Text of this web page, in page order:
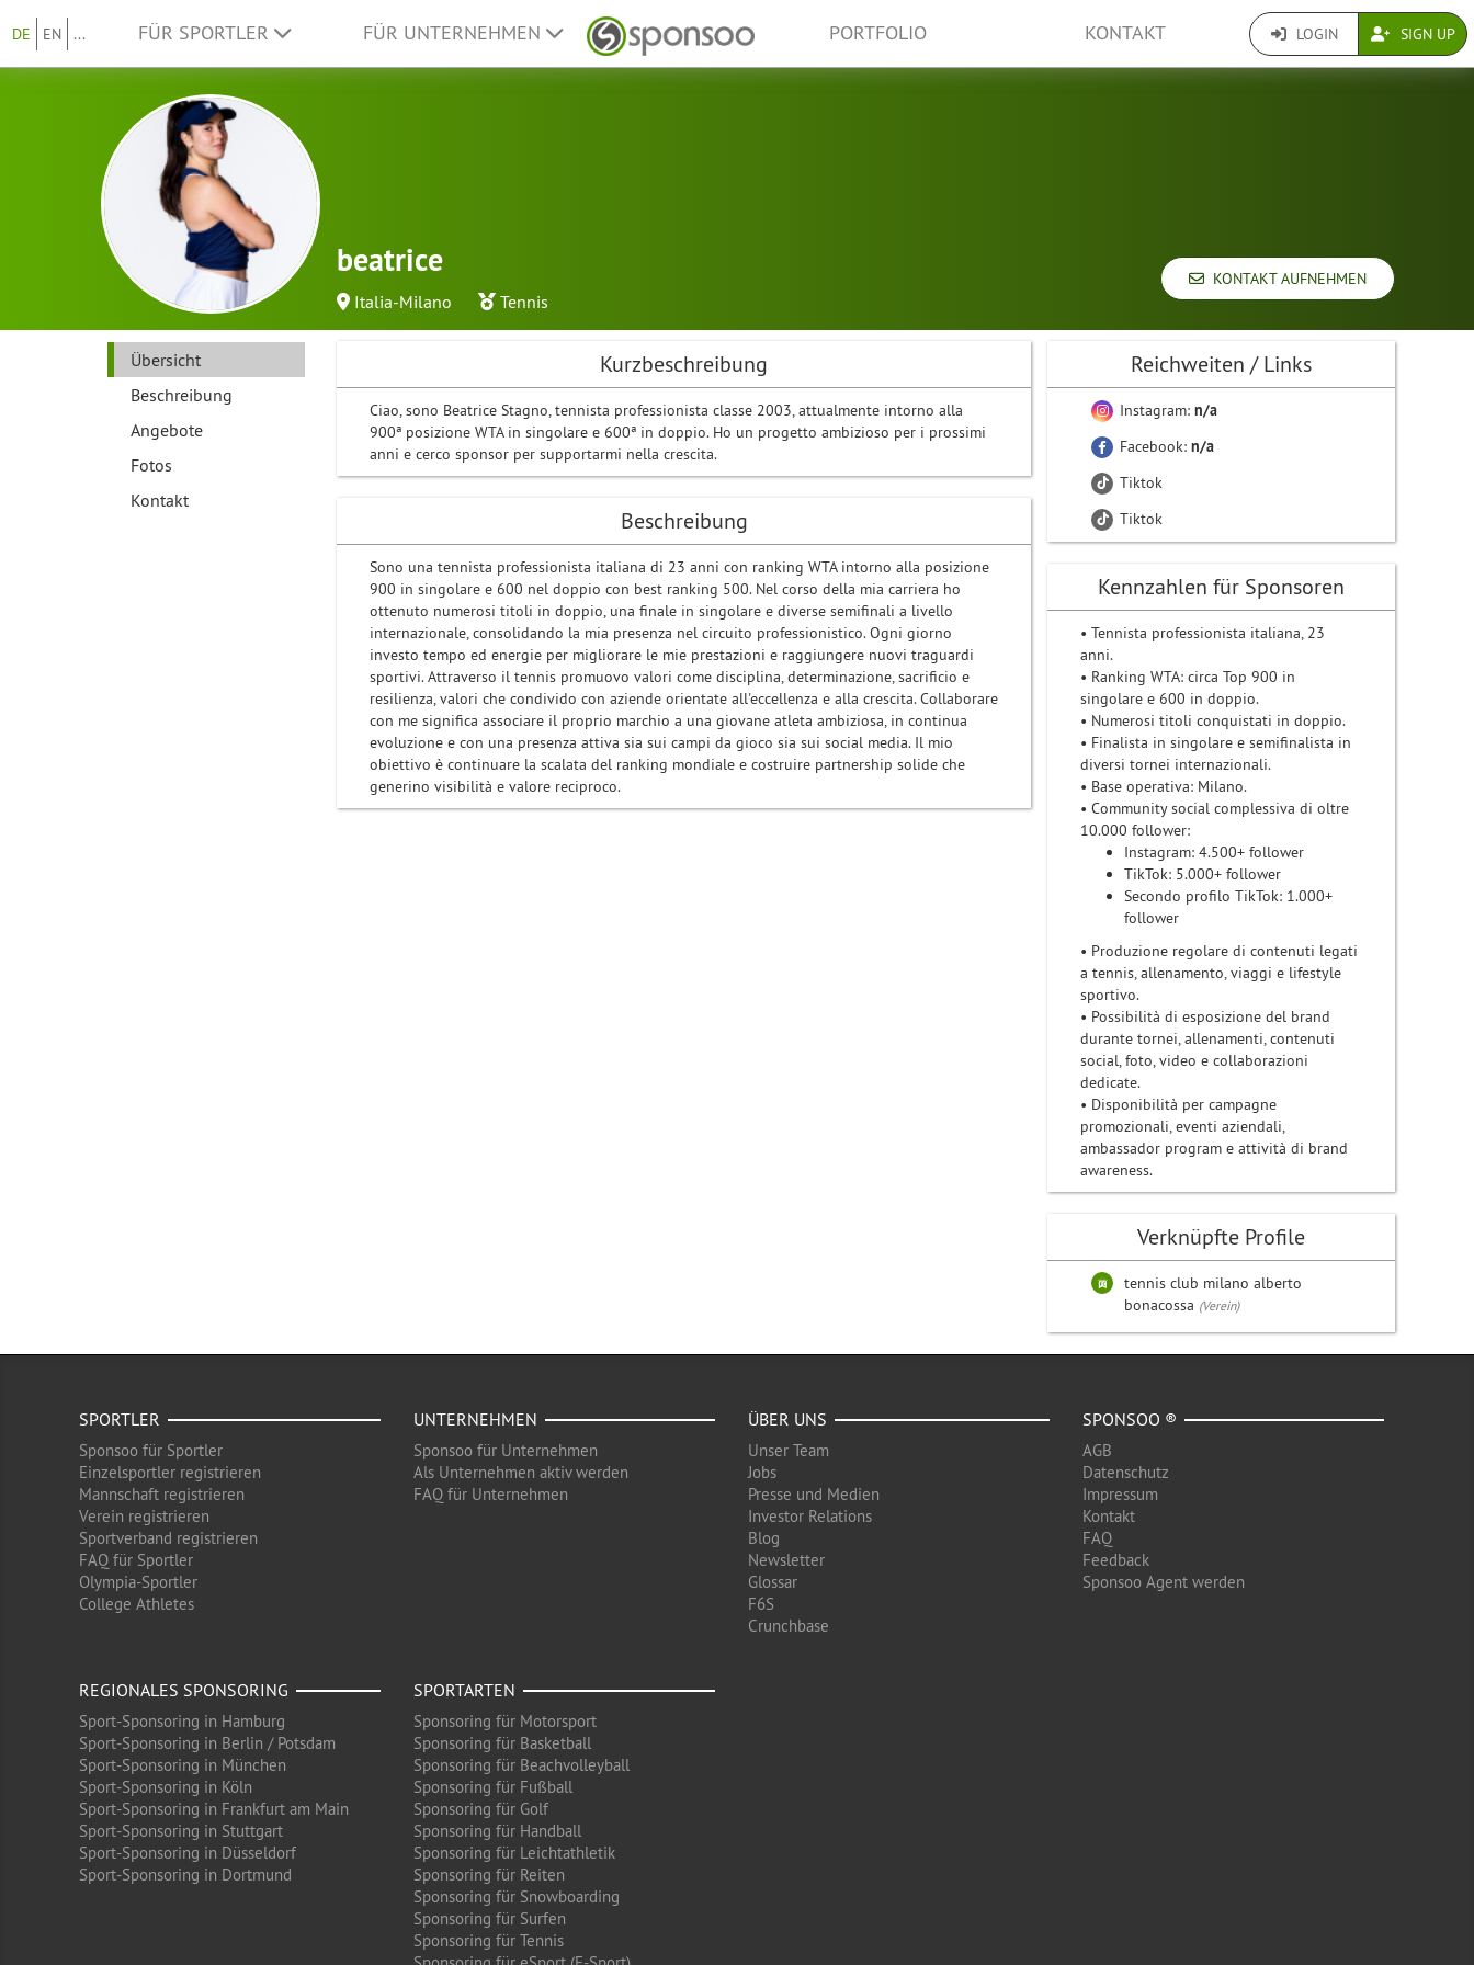
DE EN ... FÜR SPORTLER FÜR UNTERNEHMEN PORTFOLIO KONTAKT LOGIN SIGN UP
beatrice
Italia-Milano Tennis
KONTAKT AUFNEHMEN
Übersicht
Beschreibung
Angebote
Fotos
Kontakt
Kurzbeschreibung
Ciao, sono Beatrice Stagno, tennista professionista classe 2003, attualmente intorno alla
900ª posizione WTA in singolare e 600ª in doppio. Ho un progetto ambizioso per i prossimi
anni e cerco sponsor per supportarmi nella crescita.
Beschreibung
Sono una tennista professionista italiana di 23 anni con ranking WTA intorno alla posizione
900 in singolare e 600 nel doppio con best ranking 500. Nel corso della mia carriera ho
ottenuto numerosi titoli in doppio, una finale in singolare e diverse semifinali a livello
internazionale, consolidando la mia presenza nel circuito professionistico. Ogni giorno
investo tempo ed energie per migliorare le mie prestazioni e raggiungere nuovi traguardi
sportivi. Attraverso il tennis promuovo valori come disciplina, determinazione, sacrificio e
resilienza, valori che condivido con aziende orientate all'eccellenza e alla crescita. Collaborare
con me significa associare il proprio marchio a una giovane atleta ambiziosa, in continua
evoluzione e con una presenza attiva sia sui campi da gioco sia sui social media. Il mio
obiettivo è continuare la scalata del ranking mondiale e costruire partnership solide che
generino visibilità e valore reciproco.
Reichweiten / Links
Instagram:n/a
Facebook:n/a
Tiktok
Tiktok
Kennzahlen für Sponsoren
• Tennista professionista italiana, 23
anni.
• Ranking WTA: circa Top 900 in
singolare e 600 in doppio.
• Numerosi titoli conquistati in doppio.
• Finalista in singolare e semifinalista in
diversi tornei internazionali.
• Base operativa: Milano.
• Community social complessiva di oltre
10.000 follower:
Instagram: 4.500+ follower
TikTok: 5.000+ follower
Secondo profilo TikTok: 1.000+
follower
• Produzione regolare di contenuti legati
a tennis, allenamento, viaggi e lifestyle
sportivo.
• Possibilità di esposizione del brand
durante tornei, allenamenti, contenuti
social, foto, video e collaborazioni
dedicate.
• Disponibilità per campagne
promozionali, eventi aziendali,
ambassador program e attività di brand
awareness.
Verknüpfte Profile
tennis club milano alberto
bonacossa (Verein)
SPORTLER
Sponsoo für Sportler
Einzelsportler registrieren
Mannschaft registrieren
Verein registrieren
Sportverband registrieren
FAQ für Sportler
Olympia-Sportler
College Athletes
UNTERNEHMEN
Sponsoo für Unternehmen
Als Unternehmen aktiv werden
FAQ für Unternehmen
ÜBER UNS
Unser Team
Jobs
Presse und Medien
Investor Relations
Blog
Newsletter
Glossar
F6S
Crunchbase
SPONSOO ®
AGB
Datenschutz
Impressum
Kontakt
FAQ
Feedback
Sponsoo Agent werden
REGIONALES SPONSORING
Sport-Sponsoring in Hamburg
Sport-Sponsoring in Berlin / Potsdam
Sport-Sponsoring in München
Sport-Sponsoring in Köln
Sport-Sponsoring in Frankfurt am Main
Sport-Sponsoring in Stuttgart
Sport-Sponsoring in Düsseldorf
Sport-Sponsoring in Dortmund
SPORTARTEN
Sponsoring für Motorsport
Sponsoring für Basketball
Sponsoring für Beachvolleyball
Sponsoring für Fußball
Sponsoring für Golf
Sponsoring für Handball
Sponsoring für Leichtathletik
Sponsoring für Reiten
Sponsoring für Snowboarding
Sponsoring für Surfen
Sponsoring für Tennis